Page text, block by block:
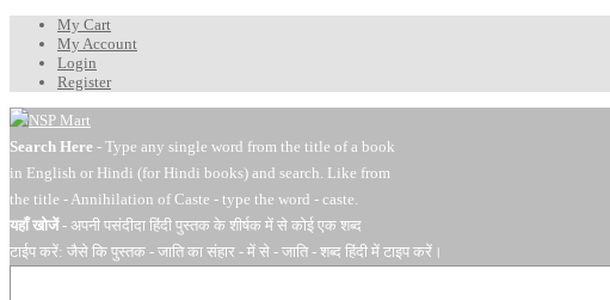
My Cart
My Account
Login
Register
Search Here - Type any single word from the title of a book
in English or Hindi (for Hindi books) and search. Like from
the title - Annihilation of Caste - type the word - caste.
यहाँ खोजें- अपनी पसंदीदा हिंदी पुस्तक के शीर्षक में से कोई एक शब्द
टाईप करें: जैसे कि पुस्तक - जाति का संहार - में से - जाति - शब्द हिंदी में टाइप करें।